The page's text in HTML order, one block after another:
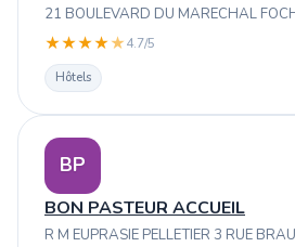
21 BOULEVARD DU MARECHAL
★★★★★4.7/5
Hôtels
BP
BON PASTEUR ACCUEIL
R M EUPRASIE PELLETIER 3 RUE